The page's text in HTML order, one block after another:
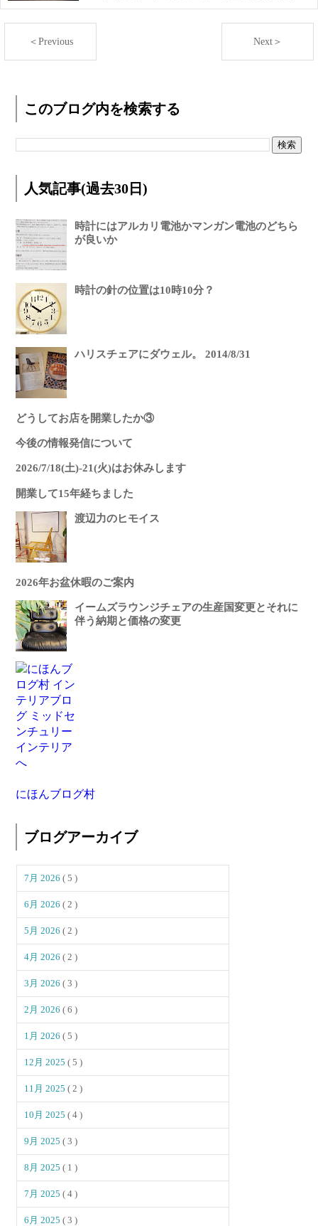
＜Previous Next＞
このブログ内を検索する
人気記事(過去30日)
時計にはアルカリ電池かマンガン電池のどちら
が良いか
時計の針の位置は10時10分？
ハリスチェアにダウェル。 2014/8/31
どうしてお店を開業したか③
今後の情報発信について
2026/7/18(土)-21(火)はお休みします
開業して15年経ちました
渡辺力のヒモイス
2026年お盆休暇のご案内
イームズラウンジチェアの生産国変更とそれに
伴う納期と価格の変更
にほんブログ村
ブログアーカイブ
7月 2026( 5 )
6月 2026( 2 )
5月 2026( 2 )
4月 2026( 2 )
3月 2026( 3 )
2月 2026( 6 )
1月 2026( 5 )
12月 2025( 5 )
11月 2025( 2 )
10月 2025( 4 )
9月 2025( 3 )
8月 2025( 1 )
7月 2025( 4 )
6月 2025( 3 )